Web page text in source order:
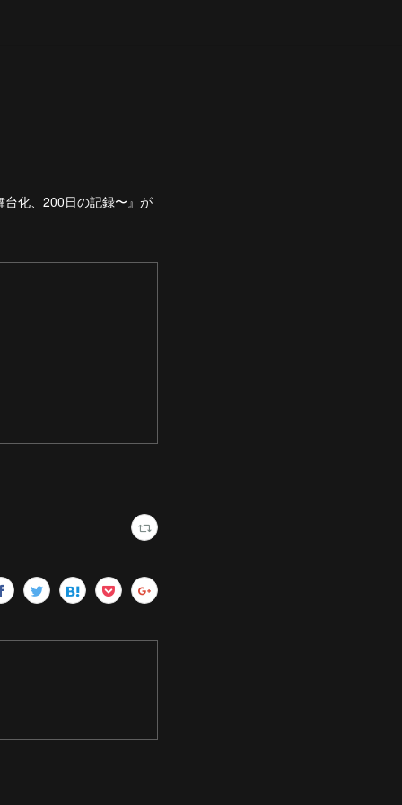
化、200日の記録〜』が